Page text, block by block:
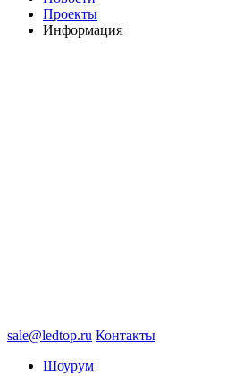
Проекты
Информация
sale@ledtop.ru Контакты
Шоурум